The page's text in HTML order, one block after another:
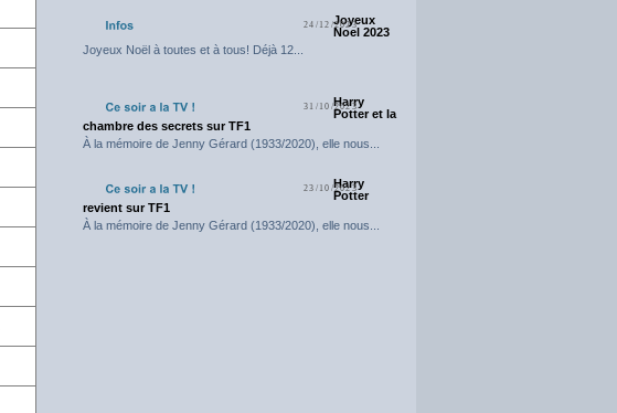
24/12/2023
Joyeux
Noel 2023
Joyeux Noël à toutes et à tous! Déjà 12...
31/10/2023
Harry
Potter et la
chambre des secrets sur TF1
À la mémoire de Jenny Gérard (1933/2020), elle nous...
23/10/2023
Harry
Potter
revient sur TF1
À la mémoire de Jenny Gérard (1933/2020), elle nous...